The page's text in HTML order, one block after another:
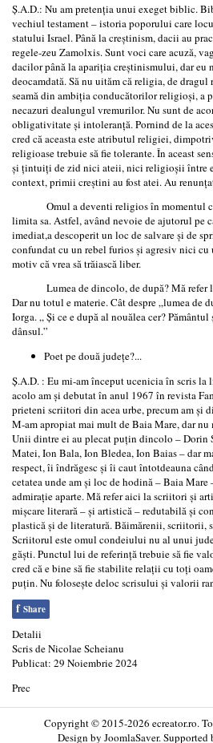
Ş.A.D.: Nu am pretenţia unui exeget biblic.
vechiul testament – istoria poporului care
statului Israel. Până la creştinism, dacii au
regele-zeu Zamolxis. Sunt voci care acuză,
dacilor până la apariţia creştinismului, dar eu
deocamdată. Să nu uităm că religia, de dragul
seamă din ambiţia conducătorilor religioşi, a
necazuri dealungul vremurilor. Nu sunt de
obligativitate şi intoleranţă. Pornind de la
cred că aceasta este atributul religiei,
religioase trebuie să fie tolerante. În aceast
şi ţintuiţi de zid nici ateii, nici religioşii între
context, primii creştini au fost atei. Au
Omul a deventi religios în momentul
limita sa. Astfel, având nevoie de ajutorul pe
imediat,a descoperit un loc de salvare şi de
confundat cu un rebel furios şi agresiv nici
motiv că vrea să trăiască liber.
Lumea de dincolo, de după? Mă refer la
Dar nu totul e materie. Cât despre „lumea de
Iorga. „ Şi ce e după al nouălea cer?
dânsul.”
Poet pe două judeţe?...
Ş.A.D. : Eu mi-am început ucenicia în scris la
acolo am şi debutat în anul 1967 în revista
prieteni scriitori din acea urbe, precum am şi
M-am apropiat mai mult de Baia Mare, dar nu
Unii dintre ei au plecat puţin dincolo – Dorin
Matei, Ion Bala, Ion Bledea, Ion Baias – dar
respect, îi îndrăgesc şi îi caut întotdeauna
cetatea unde am şi loc de hodină – Baia
admiraţie aparte. Mă refer aici la scriitori şi
mişcare literară – şi artistică – redutabilă şi
plastică şi de literatură. Băimărenii, scriitorii,
Scriitorul este omul condeiului nu al unui
găşti. Punctul lui de referinţă trebuie să fie
cred că e bine să fie stabilite relaţii cu toţi
puţin. Nu foloseşte deloc scrisului şi valorii
f Share
Detalii
Scris deNicolae Scheianu
Publicat: 29 Noiembrie 2024
Prec
Copyright © 2015-2026 ecreator.ro.
Design by JoomlaSaver. Supported